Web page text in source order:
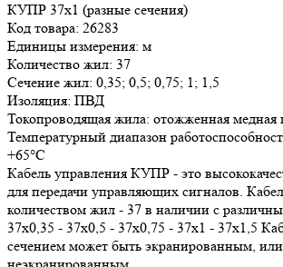
КУПР 37х1 (разные сечения)
Код товара: 26283
Единицы измерения: м
Количество жил: 37
Сечение жил: 0,35; 0,5; 0,75; 1; 1,5
Изоляция: ПВД
Токопроводящая жила: отожженная медная
Температурный диапазон
+65°С
Кабель управления КУПР - это
для передачи управляющих сигналов.
количеством жил - 37 в наличии с
37х0,35 - 37х0,5 - 37х0,75 - 37х1 - 37х1,5
сечением может быть экранированным, или